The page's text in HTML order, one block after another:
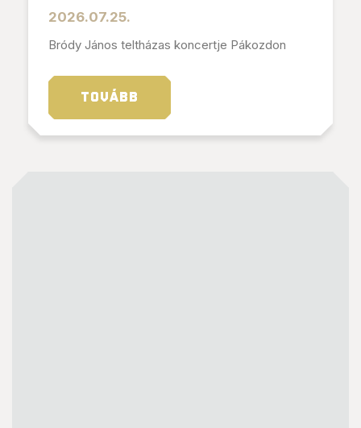
2026.07.25.
Bródy János teltházas koncertje Pákozdon
TOVÁBB